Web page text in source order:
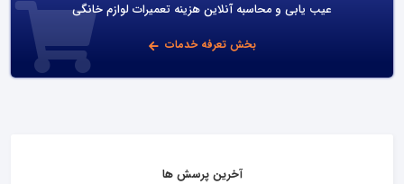
عیب یابی و محاسبه آنلاین هزینه تعمیرات لوازم خانگی
بخش تعرفه خدمات
آخرین پرسش ها